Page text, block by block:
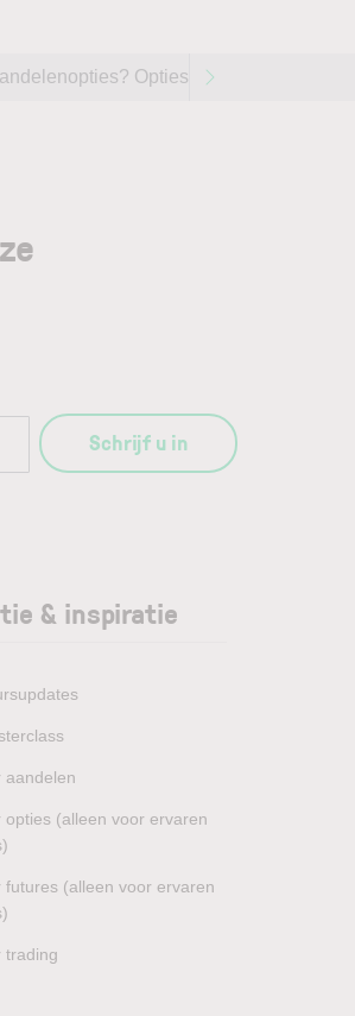
Opties handelen op
Schrijf u in
& inspiratie
aandelen
opties (alleen voor ervaren
futures (alleen voor ervaren
trading